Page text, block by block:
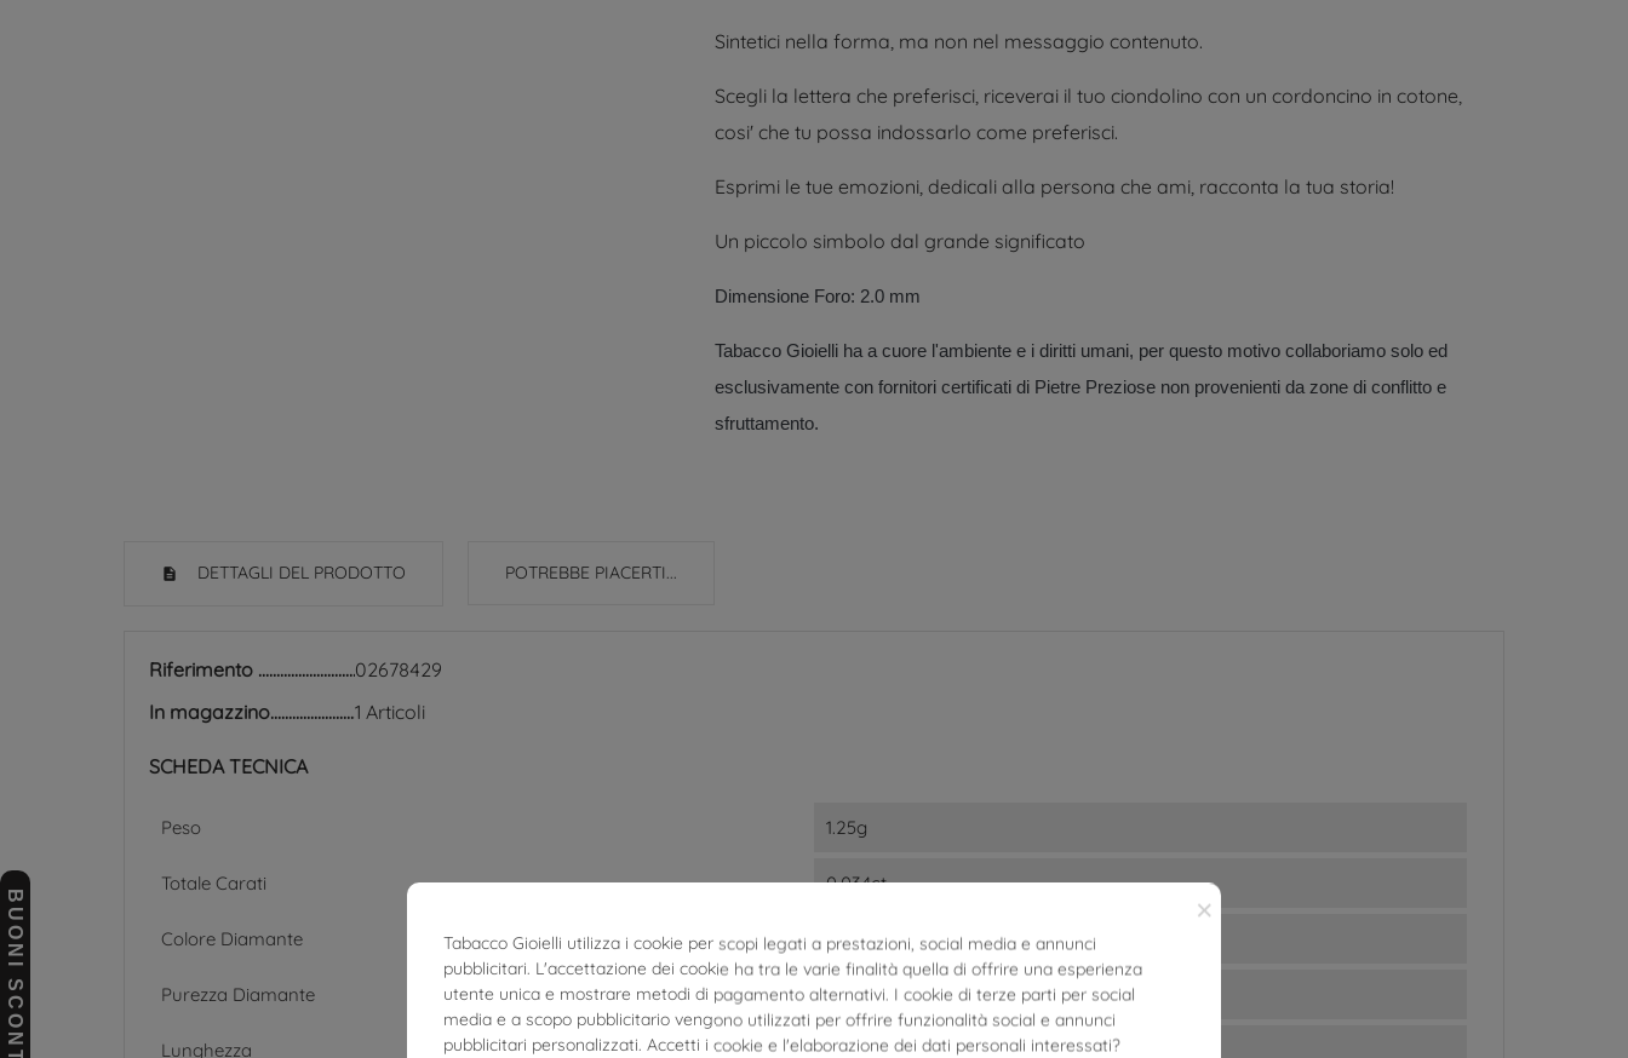
Sintetici nella forma, ma non nel messaggio contenuto.
Scegli la lettera che preferisci, riceverai il tuo ciondolino con un cordoncino in cotone,
cosi' che tu possa indossarlo come preferisci.
Esprimi le tue emozioni, dedicali alla persona che ami, racconta la tua storia!
Un piccolo simbolo dal grande significato
Dimensione Foro: 2.0 mm
Tabacco Gioielli ha a cuore l'ambiente e i diritti umani, per questo motivo collaboriamo solo ed
esclusivamente con fornitori certificati di Pietre Preziose non provenienti da zone di conflitto e
sfruttamento.
DETTAGLI DEL PRODOTTO POTREBBE PIACERTI...
Riferimento
02678429
In magazzino
1 Articoli
SCHEDA TECNICA
Peso 1.25g
Totale Carati 0.034ct
Colore Diamante E, F
Purezza Diamante VS1
Lunghezza 0.57cm
BUONI SCONTO ×
Tabacco Gioielli utilizza i cookie per scopi legati a prestazioni, social media e annunci
pubblicitari. L'accettazione dei cookie ha tra le varie finalità quella di offrire una esperienza
utente unica e mostrare metodi di pagamento alternativi. I cookie di terze parti per social
media e a scopo pubblicitario vengono utilizzati per offrire funzionalità social e annunci
pubblicitari personalizzati. Accetti i cookie e l'elaborazione dei dati personali interessati?